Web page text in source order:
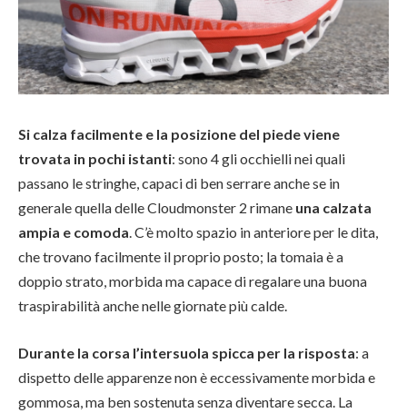
Si calza facilmente e la posizione del piede viene
trovata in pochi istanti: sono 4 gli occhielli nei quali
passano le stringhe, capaci di ben serrare anche se in
generale quella delle Cloudmonster 2 rimane una calzata
ampia e comoda. C’è molto spazio in anteriore per le dita,
che trovano facilmente il proprio posto; la tomaia è a
doppio strato, morbida ma capace di regalare una buona
traspirabilità anche nelle giornate più calde.
Durante la corsa l’intersuola spicca per la risposta: a
dispetto delle apparenze non è eccessivamente morbida e
gommosa, ma ben sostenuta senza diventare secca. La